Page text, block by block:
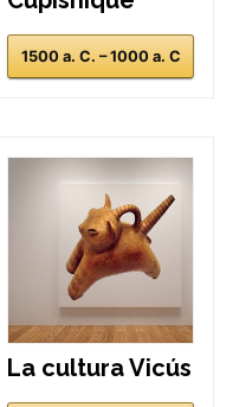
1500 a. C. – 1000 a. C
La cultura Vicús